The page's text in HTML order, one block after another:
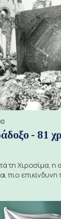
- 81
τη Χιροσίμα,
πιο